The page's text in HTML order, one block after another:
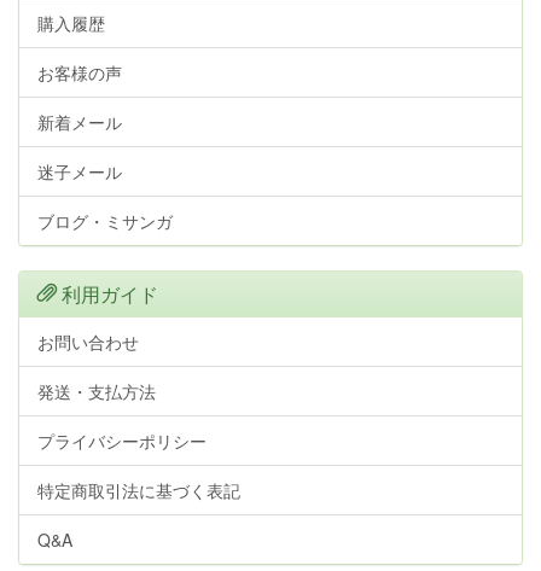
購入履歴
お客様の声
新着メール
迷子メール
ブログ・ミサンガ
利用ガイド
お問い合わせ
発送・支払方法
プライバシーポリシー
特定商取引法に基づく表記
Q&A